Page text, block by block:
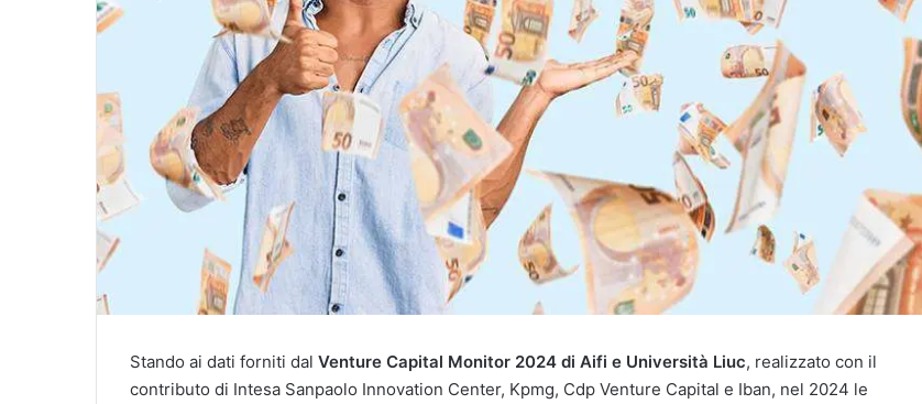
Stando ai dati forniti dal Venture Capital Monitor 2024 di Aifi e Università Liuc, realizzato con il
contributo di Intesa Sanpaolo Innovation Center, Kpmg, Cdp Venture Capital e Iban, nel 2024 le